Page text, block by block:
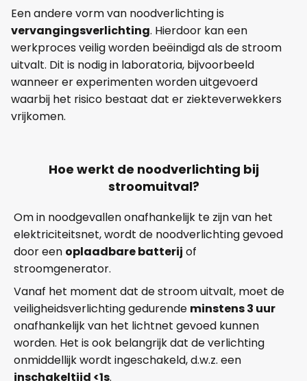
Een andere vorm van noodverlichting is
vervangingsverlichting. Hierdoor kan een
werkproces veilig worden beëindigd als de stroom
uitvalt. Dit is nodig in laboratoria, bijvoorbeeld
wanneer er experimenten worden uitgevoerd
waarbij het risico bestaat dat er ziekteverwekkers
vrijkomen.
Hoe werkt de noodverlichting bij
stroomuitval?
Om in noodgevallen onafhankelijk te zijn van het
elektriciteitsnet, wordt de noodverlichting gevoed
door een oplaadbare batterij of
stroomgenerator.
Vanaf het moment dat de stroom uitvalt, moet de
veiligheidsverlichting gedurende minstens 3 uur
onafhankelijk van het lichtnet gevoed kunnen
worden. Het is ook belangrijk dat de verlichting
onmiddellijk wordt ingeschakeld, d.w.z. een
inschakeltijd <1s.